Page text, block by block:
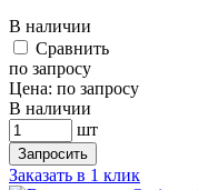
В наличии
Cравнить
по запросу
Цена: по запросу
В наличии
шт
Запросить
Заказать в 1 клик